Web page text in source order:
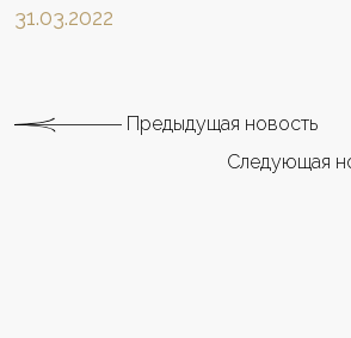
31.03.2022
Предыдущая новость
Следующая